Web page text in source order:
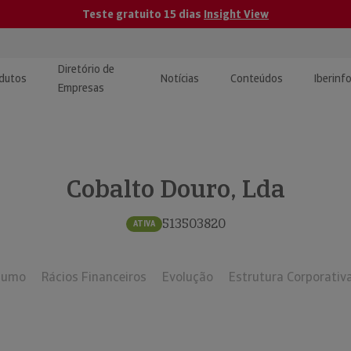
Teste gratuito 15 dias Insight View
e Monitorização de
Diretório de
Empresas
Notícias Conteúdos
| Estudos e
Cobalto Douro, Lda
ATIVA 513503820
Rácios Financeiros Evolução Estrutura Corporativa